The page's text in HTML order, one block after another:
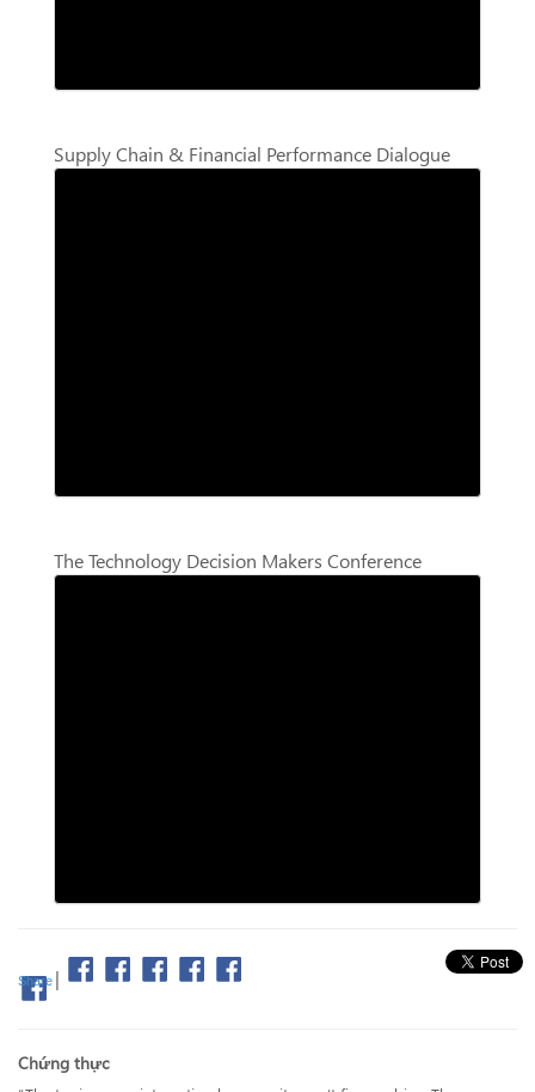
Supply Chain & Financial Performance Dialogue
The Technology Decision Makers Conference
Share |
Chứng thực